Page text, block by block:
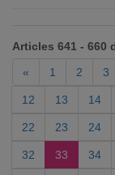
Articles 641 - 660
«
1 2 3
12 13 14
22 23 24
32 33 34